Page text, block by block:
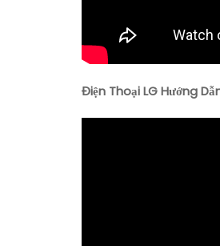
Điện Thoại LG Hướng